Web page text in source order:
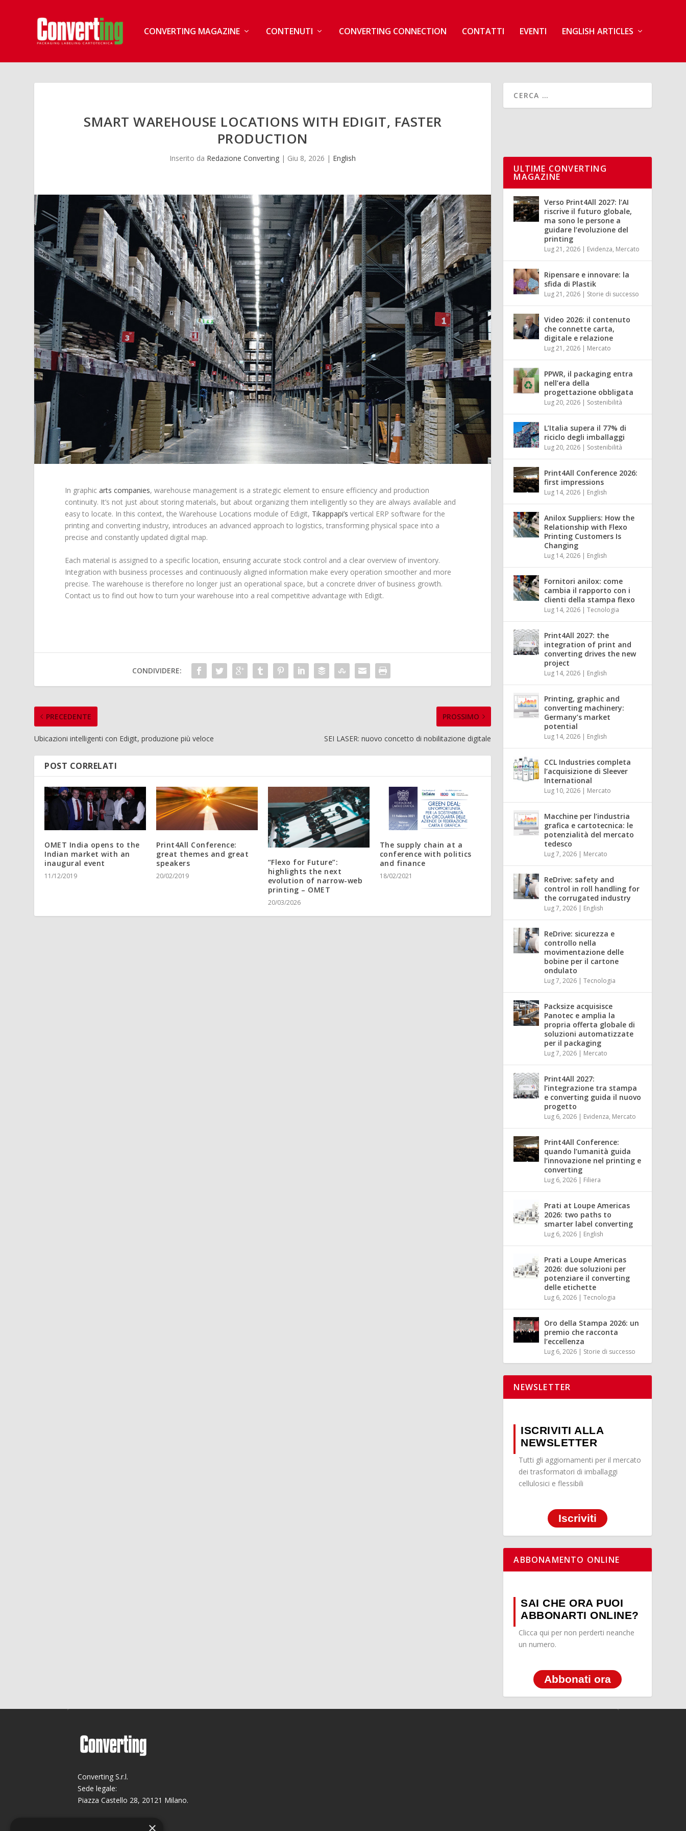
CONVERTING MAGAZINE CONTENUTI CONVERTING CONNECTION CONTATTI EVENTI ENGLISH ARTICLES
SMART WAREHOUSE LOCATIONS WITH EDIGIT, FASTER
PRODUCTION
Inserito da Redazione Converting | Giu 8, 2026 | English
In graphicarts companies, warehouse management is a strategic element to ensure efficiency and production
continuity. It’s not just about storing materials, but about organizing them intelligently so they are always available and
easy to locate. In this context, the Warehouse Locations module of Edigit, Tikappapi’s vertical ERP software for the
printing and converting industry, introduces an advanced approach to logistics, transforming physical space into a
precise and constantly updated digital map.
Each material is assigned to a specific location, ensuring accurate stock control and a clear overview of inventory.
Integration with business processes and continuously aligned information make every operation smoother and more
precise. The warehouse is therefore no longer just an operational space, but a concrete driver of business growth.
Contact us to find out how to turn your warehouse into a real competitive advantage with Edigit.
CONDIVIDERE:
PRECEDENTE
Ubicazioni intelligenti con Edigit, produzione più veloce
PROSSIMO
SEI LASER: nuovo concetto di nobilitazione digitale
POST CORRELATI
OMET India opens to the
Indian market with an
inaugural event
11/12/2019
Print4All Conference:
great themes and great
speakers
20/02/2019
“Flexo for Future”:
highlights the next
evolution of narrow-web
printing – OMET
20/03/2026
The supply chain at a
conference with politics
and finance
18/02/2021
ULTIME CONVERTING
MAGAZINE
Verso Print4All 2027: l’AI
riscrive il futuro globale,
ma sono le persone a
guidare l’evoluzione del
printing
Lug 21, 2026 | Evidenza, Mercato
Ripensare e innovare: la
sfida di Plastik
Lug 21, 2026 | Storie di successo
Video 2026: il contenuto
che connette carta,
digitale e relazione
Lug 21, 2026 | Mercato
PPWR, il packaging entra
nell’era della
progettazione obbligata
Lug 20, 2026 | Sostenibilità
L’Italia supera il 77% di
riciclo degli imballaggi
Lug 20, 2026 | Sostenibilità
Print4All Conference 2026:
first impressions
Lug 14, 2026 | English
Anilox Suppliers: How the
Relationship with Flexo
Printing Customers Is
Changing
Lug 14, 2026 | English
Fornitori anilox: come
cambia il rapporto con i
clienti della stampa flexo
Lug 14, 2026 |Tecnologia
Print4All 2027: the
integration of print and
converting drives the new
project
Lug 14, 2026 | English
Printing, graphic and
converting machinery:
Germany’s market
potential
Lug 14, 2026 | English
CCL Industries completa
l’acquisizione di Sleever
International
Lug 10, 2026 | Mercato
Macchine per l’industria
grafica e cartotecnica: le
potenzialità del mercato
tedesco
Lug 7, 2026 | Mercato
ReDrive: safety and
control in roll handling for
the corrugated industry
Lug 7, 2026 | English
ReDrive: sicurezza e
controllo nella
movimentazione delle
bobine per il cartone
ondulato
Lug 7, 2026 |Tecnologia
Packsize acquisisce
Panotec e amplia la
propria offerta globale di
soluzioni automatizzate
per il packaging
Lug 7, 2026 | Mercato
Print4All 2027:
l’integrazione tra stampa
e converting guida il nuovo
progetto
Lug 6, 2026 | Evidenza, Mercato
Print4All Conference:
quando l’umanità guida
l’innovazione nel printing e
converting
Lug 6, 2026 | Filiera
Prati at Loupe Americas
2026: two paths to
smarter label converting
Lug 6, 2026 | English
Prati a Loupe Americas
2026: due soluzioni per
potenziare il converting
delle etichette
Lug 6, 2026 |Tecnologia
Oro della Stampa 2026: un
premio che racconta
l’eccellenza
Lug 6, 2026 | Storie di successo
NEWSLETTER
ISCRIVITI ALLA
NEWSLETTER
Tutti gli aggiornamenti per il mercato
dei trasformatori di imballaggi
cellulosici e flessibili
Iscriviti
ABBONAMENTO ONLINE
SAI CHE ORA PUOI
ABBONARTI ONLINE?
Clicca qui per non perderti neanche
un numero.
Abbonati ora
Converting S.r.l.
Sede legale:
Piazza Castello 28, 20121 Milano.